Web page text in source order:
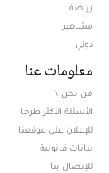
رياضة
مشاهير
دولي
معلومات عنا
من نحن ؟
الأسئلة الأكثر طرحا
للإعلان على موقعنا
بيانات قانونية
للإتصال بنا